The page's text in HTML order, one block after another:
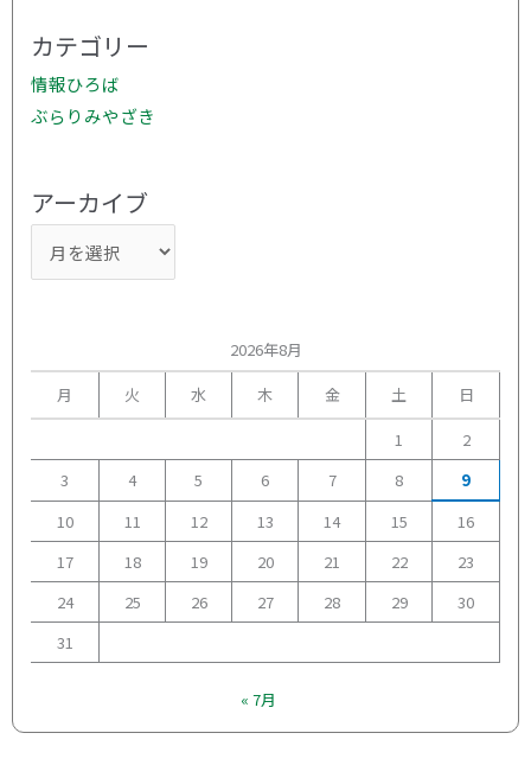
カテゴリー
情報ひろば
ぶらりみやざき
アーカイブ
ブ
2026年8月
月
火 水 木 金 土
日
1
2
3
4 5 6 7 8
9
10
11 12 13 14 15
16
17
18 19 20 21 22
23
24
25 26 27 28 29
30
31
« 7月